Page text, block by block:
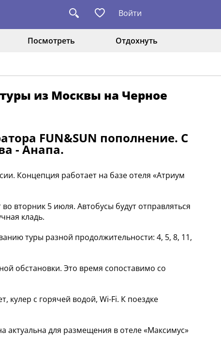
Войти
Посмотреть Отдохнуть
из Москвы на Черное
FUN&SUN пополнение. С
- Анапа.
Концепция работает на базе отеля «Атриум
вторник 5 июля. Автобусы будут отправляться
кладь.
туры разной продолжительности: 4, 5, 8, 11,
обстановки. Это время сопоставимо со
кулер с горячей водой, Wi-Fi. К поездке
актуальна для размещения в отеле «Максимус»